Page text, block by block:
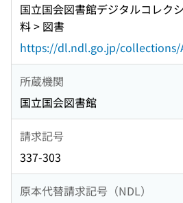
国立国会図書館デジタルコレク
料 > 図書
https://dl.ndl.go.jp/collections/
所蔵機関
国立国会図書館
請求記号
337-303
原本代替請求記号（NDL）